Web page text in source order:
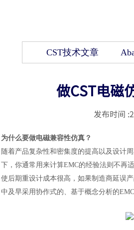
CST技术文章
做CST电磁
发布时间 :
为什么要做电磁兼容性仿真？
随着产品复杂性和密集度的提高以及设计
下，你通常用来计算EMC的经验法则不再
使后期重设计成本很高，如果制造商延误
中及早采用协作式的、基于概念分析的EMC